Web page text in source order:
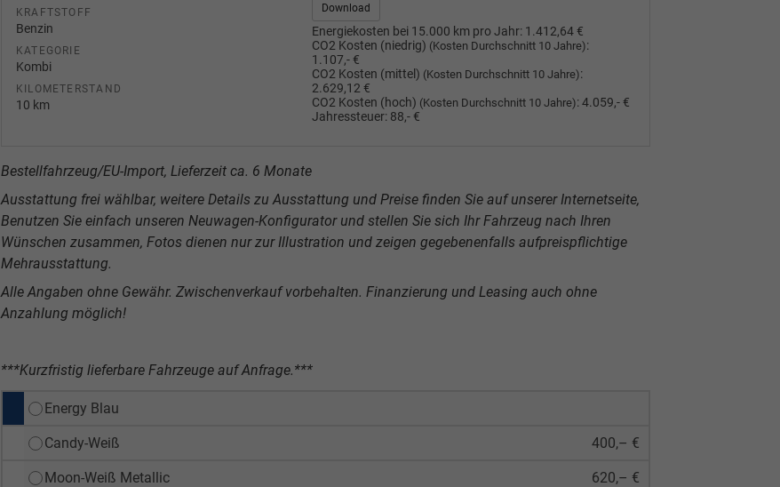
KRAFTSTOFF
Benzin
KATEGORIE
Kombi
KILOMETERSTAND
10 km
Download
Energiekosten bei 15.000 km pro Jahr: 1.412,64 €
CO2 Kosten (niedrig) (Kosten Durchschnitt 10 Jahre):
1.107,- €
CO2 Kosten (mittel) (Kosten Durchschnitt 10 Jahre):
2.629,12 €
CO2 Kosten (hoch) (Kosten Durchschnitt 10 Jahre):4.059,- €
Jahressteuer: 88,- €
Bestellfahrzeug/EU-Import, Lieferzeit ca. 6 Monate
Ausstattung frei wählbar, weitere Details zu Ausstattung und Preise finden Sie auf unserer Internetseite,
Benutzen Sie einfach unseren Neuwagen-Konfigurator und stellen Sie sich Ihr Fahrzeug nach Ihren
Wünschen zusammen, Fotos dienen nur zur Illustration und zeigen gegebenenfalls aufpreispflichtige
Mehrausstattung.
Alle Angaben ohne Gewähr. Zwischenverkauf vorbehalten. Finanzierung und Leasing auch ohne
Anzahlung möglich!
***Kurzfristig lieferbare Fahrzeuge auf Anfrage.***
Energy Blau
Candy-Weiß 400,– €
Moon-Weiß Metallic 620,– €